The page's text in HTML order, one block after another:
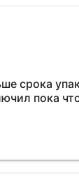
срока
пока